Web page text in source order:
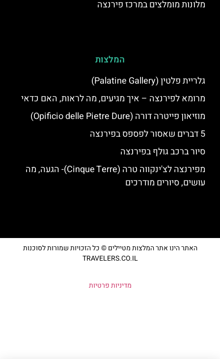
מלונות מומלצים במרכז פירנצה
המלצות
גלריית פלטין (Palatine Gallery)
מרומא לפירנצה – איך מגיעים, מה לראות, האם כדאי
מוזיאון פייטרה דורה (Opificio delle Pietre Dure)
5 דברים שאסור לפספס בפירנצה
סיור ברכב גולף בפירנצה
מפירנצה לצ'ינקווה טרה (Cinque Terre)- הגעה, מה
עושים, סיורים מודרכים
האתר הינו אתר המלצות מטיילים © כל הזכויות שמורות לסוכנות
TRAVELERS.CO.IL
מדיניות פרטיות